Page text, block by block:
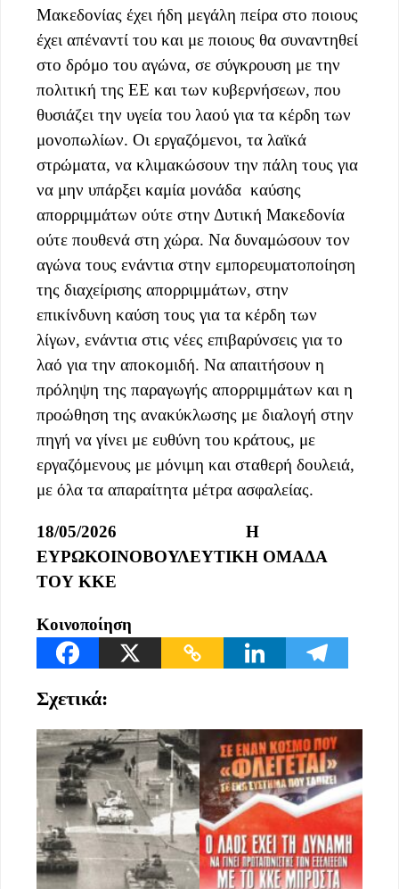
Μακεδονίας έχει ήδη μεγάλη πείρα στο ποιους
έχει απέναντί του και με ποιους θα συναντηθεί
στο δρόμο του αγώνα, σε σύγκρουση με την
πολιτική της ΕΕ και των κυβερνήσεων, που
θυσιάζει την υγεία του λαού για τα κέρδη των
μονοπωλίων. Οι εργαζόμενοι, τα λαϊκά
στρώματα, να κλιμακώσουν την πάλη τους για
να μην υπάρξει καμία μονάδα καύσης
απορριμμάτων ούτε στην Δυτική Μακεδονία
ούτε πουθενά στη χώρα. Να δυναμώσουν τον
αγώνα τους ενάντια στην εμπορευματοποίηση
της διαχείρισης απορριμμάτων, στην
επικίνδυνη καύση τους για τα κέρδη των
λίγων, ενάντια στις νέες επιβαρύνσεις για το
λαό για την αποκομιδή. Να απαιτήσουν η
πρόληψη της παραγωγής απορριμμάτων και η
προώθηση της ανακύκλωσης με διαλογή στην
πηγή να γίνει με ευθύνη του κράτους, με
εργαζόμενους με μόνιμη και σταθερή δουλειά,
με όλα τα απαραίτητα μέτρα ασφαλείας.
18/05/2026
Η
ΕΥΡΩΚΟΙΝΟΒΟΥΛΕΥΤΙΚΗ ΟΜΑΔΑ
ΤΟΥ ΚΚΕ
Κοινοποίηση
Σχετικά: